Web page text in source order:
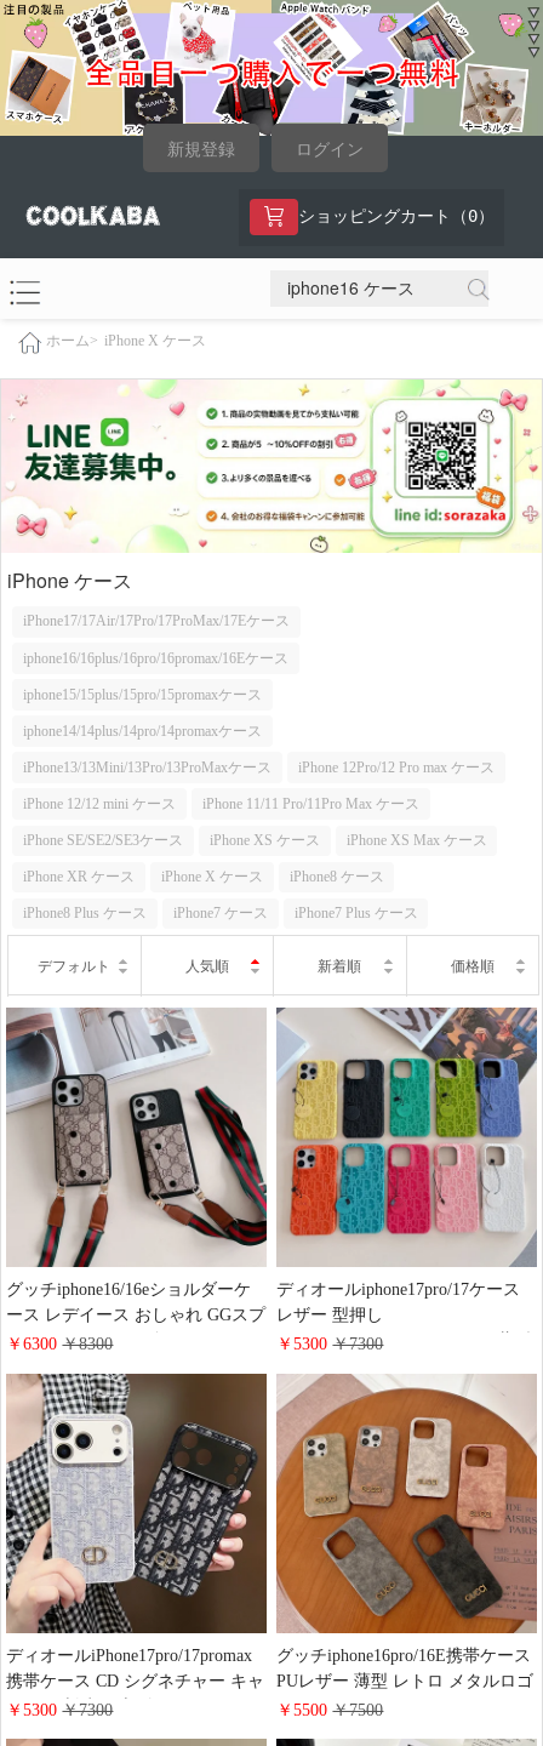
新規登録 ログイン
ショッピングカート（ 0）
ホーム> iPhone X ケース
iPhone ケース
iPhone17/17Air/17Pro/17ProMax/17Eケース
iphone16/16plus/16pro/16promax/16Eケース
iphone15/15plus/15pro/15promaxケース
iphone14/14plus/14pro/14promaxケース
iPhone13/13Mini/13Pro/13ProMaxケース iPhone 12Pro/12 Pro max ケース
iPhone 12/12 mini ケース iPhone 11/11 Pro/11Pro Max ケース
iPhone SE/SE2/SE3ケース iPhone XS ケース iPhone XS Max ケース
iPhone XR ケース iPhone X ケース iPhone8 ケース
iPhone8 Plus ケース iPhone7 ケース iPhone7 Plus ケース
デフォルト 人気順 新着順 価格順
グッチiphone16/16eショルダーケ
ース レデイース おしゃれ GGスプ
リームキャンバスギャラクシー
ー 斜めがけ カード収納 ブランド
コピー Gucci iphone15promax/14カ
バー 激安
￥6300￥8300
ディオールiphone17pro/17ケース
レザー 型押し
iphone16promax/16plusカバー 薄型
ケース カラフル 画面保護 ブラン
ド galaxy s25/s25ltraケース 耐衝撃
大人可愛い
￥5300￥7300
ディオールiPhone17pro/17promax
携帯ケース CD シグネチャー キャ
ンバス 刺繍 仕上げ DIOR
￥5300￥7300
グッチiphone16pro/16E携帯ケース
PUレザー 薄型 レトロ メタルロゴ
GUCCI Galaxy S25/S25Ultraスマホ
￥5500￥7500